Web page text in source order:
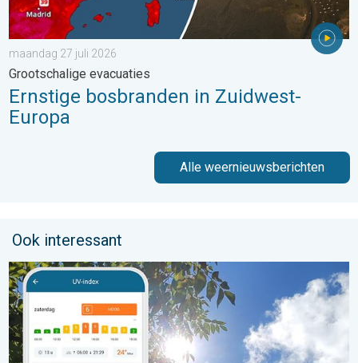
maandag 27 juli 2026
Grootschalige evacuaties
Ernstige bosbranden in Zuidwest-
Europa
Alle weernieuwsberichten
Ook interessant
Zonkracht blijft hoog. Ondanks aangename lucht. . . zaterdag